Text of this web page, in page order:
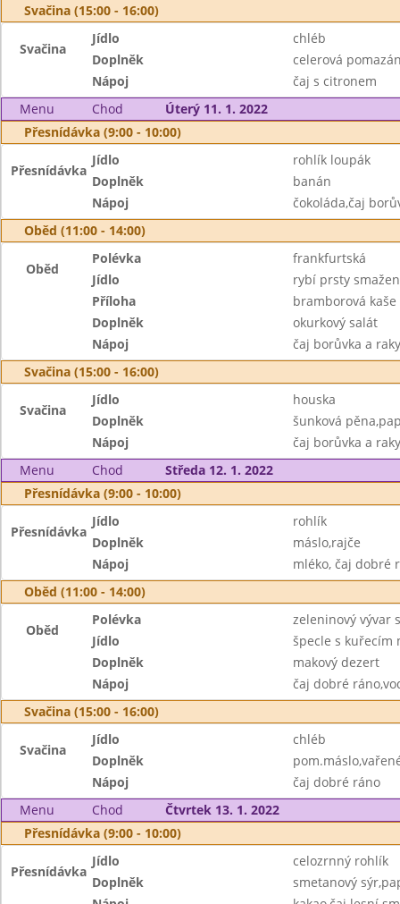
Svačina (15:00 - 16:00)
Svačina
Jídlo
chléb
Doplněk
celerová
Nápoj
čaj s citronem
Menu
Chod
Úterý 11. 1. 2022
Přesnídávka (9:00 - 10:00)
Přesnídávka
Jídlo
rohlík loupák
Doplněk
banán
Nápoj
čokoláda,čaj
Oběd (11:00 - 14:00)
Oběd
Polévka
frankfurtská
Jídlo
rybí prsty
Příloha
bramborová kaše
Doplněk
okurkový salát
Nápoj
čaj borůvka a
Svačina (15:00 - 16:00)
Svačina
Jídlo
houska
Doplněk
šunková
Nápoj
čaj borůvka a
Menu
Chod
Středa 12. 1. 2022
Přesnídávka (9:00 - 10:00)
Přesnídávka
Jídlo
rohlík
Doplněk
máslo,rajče
Nápoj
mléko, čaj dobré
Oběd (11:00 - 14:00)
Oběd
Polévka
zeleninový vývar
Jídlo
špecle s kuřecím
Doplněk
makový dezert
Nápoj
čaj dobré
Svačina (15:00 - 16:00)
Svačina
Jídlo
chléb
Doplněk
Nápoj
čaj dobré ráno
Menu
Chod
Čtvrtek 13. 1. 2022
Přesnídávka (9:00 - 10:00)
Přesnídávka
Jídlo
celozrnný rohlík
Doplněk
smetanový